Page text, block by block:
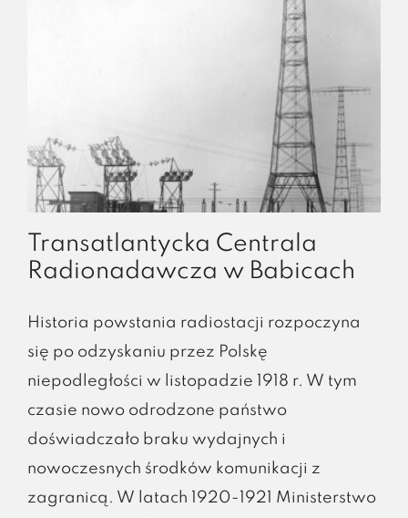
Transatlantycka Centrala
Radionadawcza w Babicach
Historia powstania radiostacji rozpoczyna
się po odzyskaniu przez Polskę
niepodległości w listopadzie 1918 r. W tym
czasie nowo odrodzone państwo
doświadczało braku wydajnych i
nowoczesnych środków komunikacji z
zagranicą. W latach 1920-1921 Ministerstwo